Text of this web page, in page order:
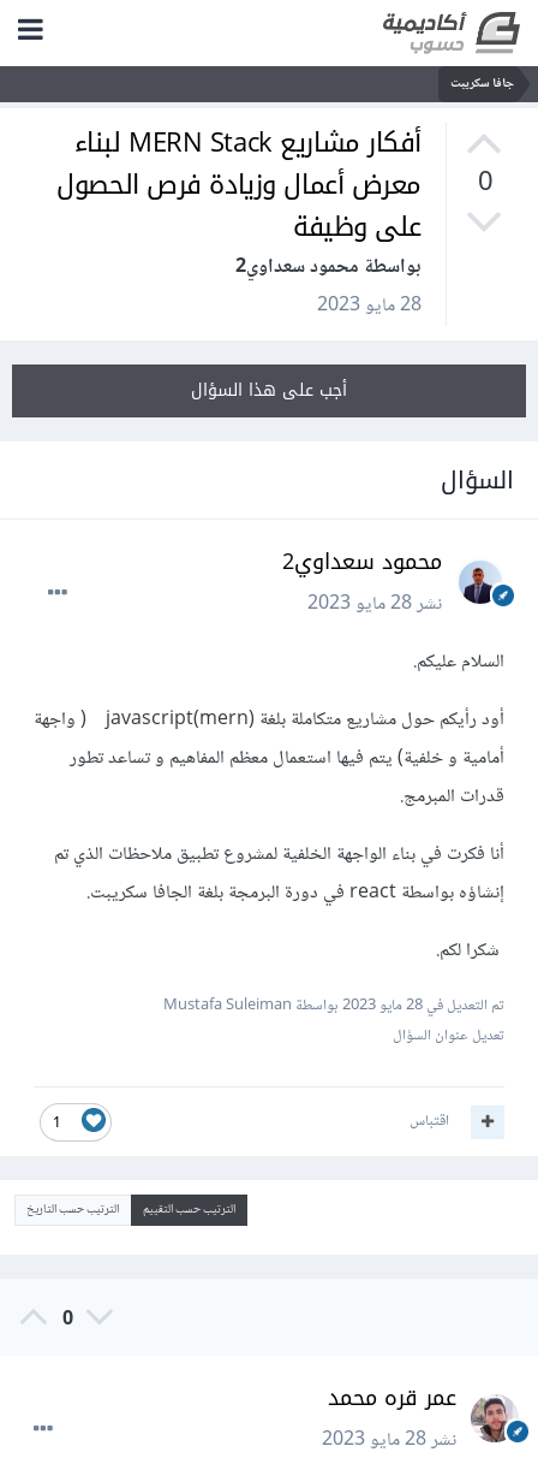
جافا سكريبت
0
أفكار مشاريع MERN Stack لبناء
معرض أعمال وزيادة فرص الحصول
على وظيفة
بواسطة محمود سعداوي2
28 مايو 2023
أجب على هذا السؤال
السؤال
محمود سعداوي2
نشر28 مايو 2023
السلام عليكم.
أود رأيكم حول مشاريع متكاملة بلغة javascript(mern) ( واجهة
أمامية و خلفية) يتم فيها استعمال معظم المفاهيم و تساعد تطور
قدرات المبرمج.
أنا فكرت في بناء الواجهة الخلفية لمشروع تطبيق ملاحظات الذي تم
إنشاؤه بواسطة react في دورة البرمجة بلغة الجافا سكريبت.
شكرا لكم.
تم التعديل في28 مايو 2023
بواسطة Mustafa Suleiman
تعديل عنوان السؤال
1 اقتباس
الترتيب حسب التقييم الترتيب حسب التاريخ
0
عمر قره محمد
نشر28 مايو 2023